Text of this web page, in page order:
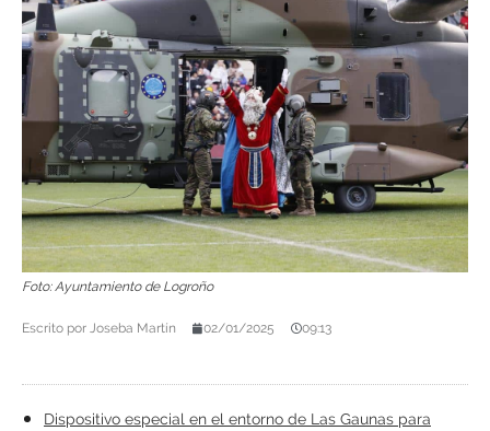
Foto: Ayuntamiento de Logroño
Escrito por Joseba Martín 02/01/2025 09:13
Dispositivo especial en el entorno de Las Gaunas para